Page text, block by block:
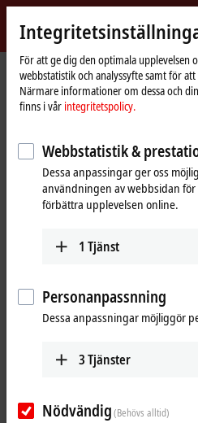
Beckhoff
-
New
Automation
Technology
HemsidaSupport Download finder
Do you need help? Please
För att ge dig den optimala upplevelsen
webbstatistik och analyssyfte samt för
Närmare informationer om dessa och
finns i vår integritetspolicy.
Webbstatistik &
Dessa anpassingar ger oss
användningen av webbsidan
förbättra upplevelsen online.
1 Tjänst
Personanpassnning
Dessa anpassningar möjliggör
3Tjänster
Nödvändig(Behövs alltid)